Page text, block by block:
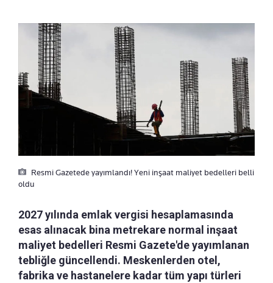
Resmi Gazetede yayımlandı! Yeni inşaat maliyet bedelleri belli
oldu
2027 yılında emlak vergisi hesaplamasında
esas alınacak bina metrekare normal inşaat
maliyet bedelleri Resmi Gazete'de yayımlanan
tebliğle güncellendi. Meskenlerden otel,
fabrika ve hastanelere kadar tüm yapı türleri